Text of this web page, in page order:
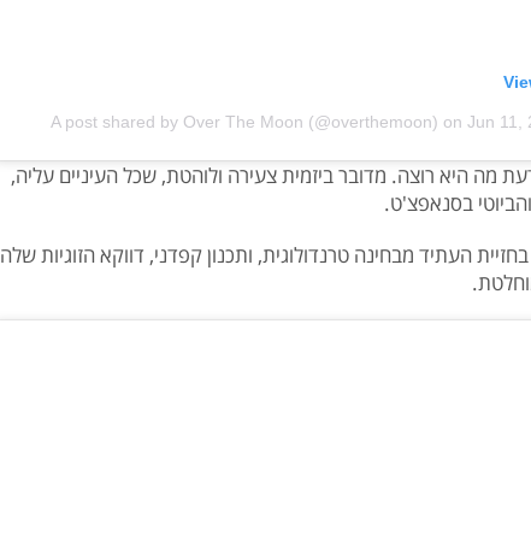
A post shared by Over The Moon (@overthemoon) on Jun 11,
מה היא רוצה. מדובר ביזמית צעירה ולוהטת, שכל העיניים עליה,
בסנאפצ'ט.
העתיד מבחינה טרנדולוגית, ותכנון קפדני, דווקא הזוגיות שלה